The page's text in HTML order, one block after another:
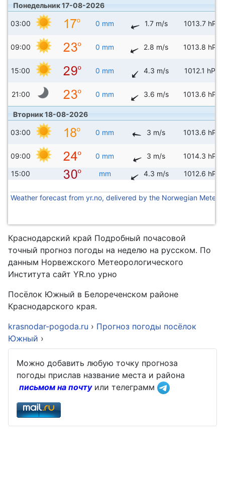
Понедельник 17-08-2026
03:00 0 mm 1.7 m/s 1013.7 hPa
09:00 0 mm 2.8 m/s 1013.8 hPa
15:00 0 mm 4.3 m/s 1012.1 hPa
21:00 0 mm 3.6 m/s 1013.6 hPa
Вторник 18-08-2026
03:00 0 mm 3 m/s 1013.6 hPa
09:00 0 mm 3 m/s 1014.3 hPa
15:00 mm 4.3 m/s 1012.6 hPa
Weather forecast from yr.no, delivered by the Norwegian
Краснодарский край Подробный почасовой
точный прогноз погоды на неделю на русском. По
данным Норвежского Метеорологического
Института сайт YR.no урно
Посёлок Южный в Белореченском районе
Краснодарского края.
krasnodar-pogoda.ru › Прогноз погоды посёлок
Южный ›
Можно добавить любую точку прогноза
погоды прислав название места и района
письмом на почтуили телеграмм